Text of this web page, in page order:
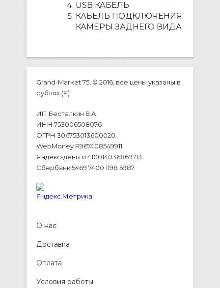
USB КАБЕЛЬ
КАБЕЛЬ ПОДКЛЮЧЕНИЯ
КАМЕРЫ ЗАДНЕГО ВИДА
Grand-Market 75, © 2016, все цены указаны в
рублях (P)
ИП Бесталкин В.А.
ИНН 753006508076
ОГРН 306753013600020
WebMoney R967408549911
Яндекс-деньги 410014036869713
Сбербанк 5469 7400 1198 5987
О нас
Доставка
Оплата
Условия работы